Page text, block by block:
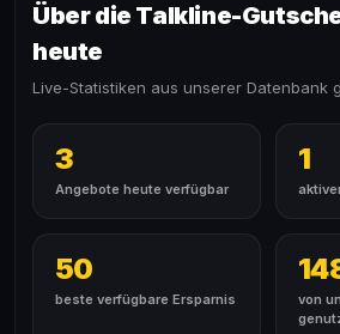
Über die Talkline-
heute
Live-Statistiken aus unserer Datenbank
3
Angebote heute verfügbar
1
50
beste verfügbare Ersparnis
von